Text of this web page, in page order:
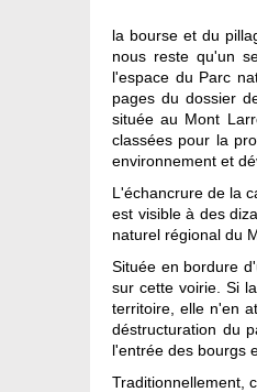
la bourse et du
nous reste qu'un
l'espace du Parc
pages du dossier
située au Mont
classées pour la
environnement et
L'échancrure de la
est visible à des
naturel régional du
Située en bordure
sur cette voirie. Si
territoire, elle n'en
déstructuration du
l'entrée des bourgs
Traditionnellement,